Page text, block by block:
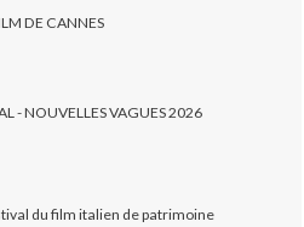
DE CANNES
- NOUVELLES VAGUES 2026
du film italien de patrimoine